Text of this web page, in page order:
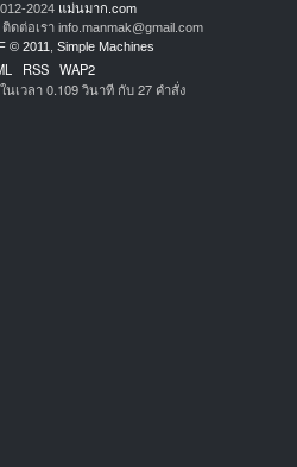
2024 แม่นมาก.com
ต่อเรา info.manmak@gmail.com
© 2011 Simple Machines
RSS WAP2
เวลา 0.109 วินาที กับ 27 คำสั่ง